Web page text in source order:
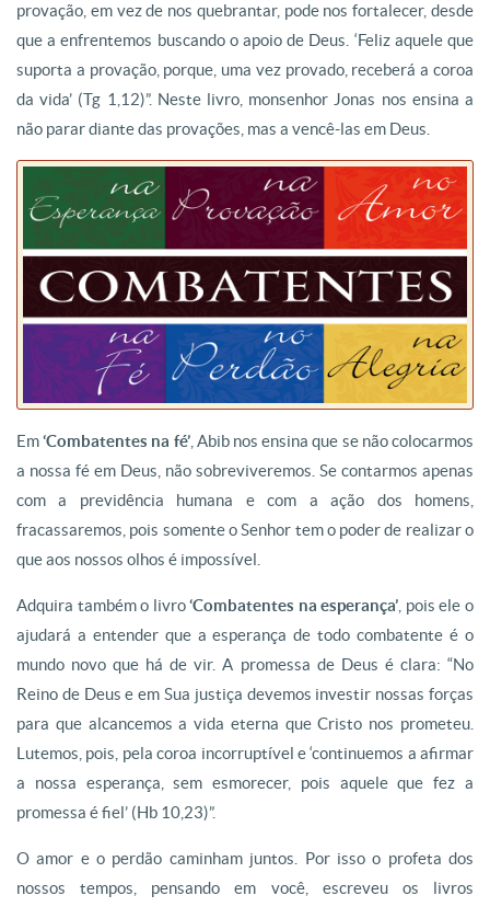
provação, em vez de nos quebrantar, pode nos fortalecer, desde
que a enfrentemos buscando o apoio de Deus. ‘Feliz aquele que
suporta a provação, porque, uma vez provado, receberá a coroa
da vida’ (Tg 1,12)”. Neste livro, monsenhor Jonas nos ensina a
não parar diante das provações, mas a vencê-las em Deus.
Em‘Combatentes na fé’, Abib nos ensina que se não colocarmos
a nossa fé em Deus, não sobreviveremos. Se contarmos apenas
com a previdência humana e com a ação dos homens,
fracassaremos, pois somente o Senhor tem o poder de realizar o
que aos nossos olhos é impossível.
Adquira também o livro‘Combatentes na esperança’ , pois ele o
ajudará a entender que a esperança de todo combatente é o
mundo novo que há de vir. A promessa de Deus é clara: “No
Reino de Deus e em Sua justiça devemos investir nossas forças
para que alcancemos a vida eterna que Cristo nos prometeu.
Lutemos, pois, pela coroa incorruptível e ‘continuemos a afirmar
a nossa esperança, sem esmorecer, pois aquele que fez a
promessa é fiel’ (Hb 10,23)”.
O amor e o perdão caminham juntos. Por isso o profeta dos
nossos tempos, pensando em você, escreveu os livros